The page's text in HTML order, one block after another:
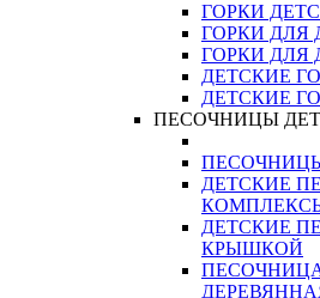
ГОРКИ
ГОРКИ ДЛЯ
ГОРКИ ДЛЯ
ДЕТСКИЕ
ДЕТСКИЕ
ПЕСОЧНИЦЫ
ДЕТСКИЕ
ДЕТСКИЕ
КРЫШКОЙ